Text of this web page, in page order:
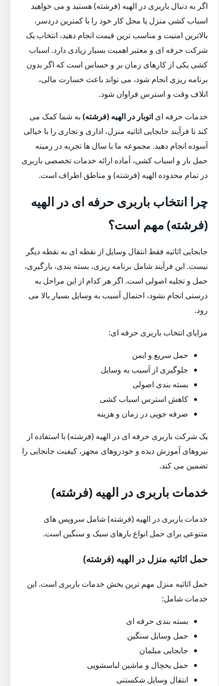
اگر به دنبال باربری در الهیه (فرشته) هستید و می خواهید
اسباب کشی منزل یا محل کار خود را با کمترین دردسر،
بالاترین امنیت و مناسب ترین قیمت انجام دهید، انتخاب یک
شرکت حرفه ای و معتبر اهمیت بسیار زیادی دارد. اسباب
کشی یکی از کارهای زمان بر و حساس است که اگر بدون
برنامه ریزی انجام شود، می تواند باعث خسارت مالی،
اتلاف وقت و استرس فراوان شود.
خدمات حرفه ای اتوبار در الهیه (فرشته) به شما کمک می
کند تا فرآیند جابجایی اثاثیه منزل، اداری و تجاری را با خیالی
آسوده انجام دهید. مجموعه ما با سال ها تجربه در زمینه
حمل بار و اسباب کشی، آماده ارائه خدمات تخصصی باربری
در تمام محدوده الهیه (فرشته) و مناطق اطراف است.
چرا انتخاب باربری حرفه ای در الهیه
(فرشته) مهم است؟
جابجایی اثاثیه فقط انتقال وسایل از نقطه ای به نقطه دیگر
نیست. این فرآیند شامل برنامه ریزی، بسته بندی، بارگیری،
حمل و تخلیه اصولی است. اگر هر کدام از این مراحل به
درستی انجام نشود، احتمال آسیب به وسایل بسیار بالا می
رود.
مزایای انتخاب باربری حرفه ای:
حمل سریع و ایمن
جلوگیری از آسیب به وسایل
بسته بندی اصولی
کاهش استرس اسباب کشی
صرفه جویی در زمان و هزینه
یک شرکت باربری حرفه ای در الهیه (فرشته) با استفاده از
نیروهای آموزش دیده و خودروهای مجهز، کیفیت جابجایی را
تضمین می کند.
خدمات باربری در الهیه (فرشته)
خدمات باربری در الهیه (فرشته) شامل سرویس های
متنوعی برای حمل انواع بارهای سبک و سنگین است.
حمل اثاثیه منزل در الهیه (فرشته)
حمل اثاثیه منزل مهم ترین بخش خدمات باربری است. این
خدمات شامل:
بسته بندی حرفه ای
حمل وسایل سنگین
جابجایی مبلمان
حمل یخچال و ماشین لباسشویی
انتقال وسایل شکستنی